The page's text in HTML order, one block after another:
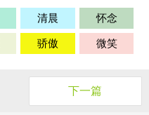
清晨 怀念
骄傲 微笑
下一篇